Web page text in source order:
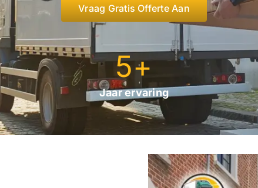
Vraag Gratis Offerte Aan
5+
Jaar ervaring